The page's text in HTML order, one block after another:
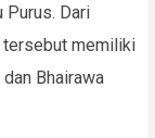
Purus. Dari
tersebut memiliki
Bhairawa